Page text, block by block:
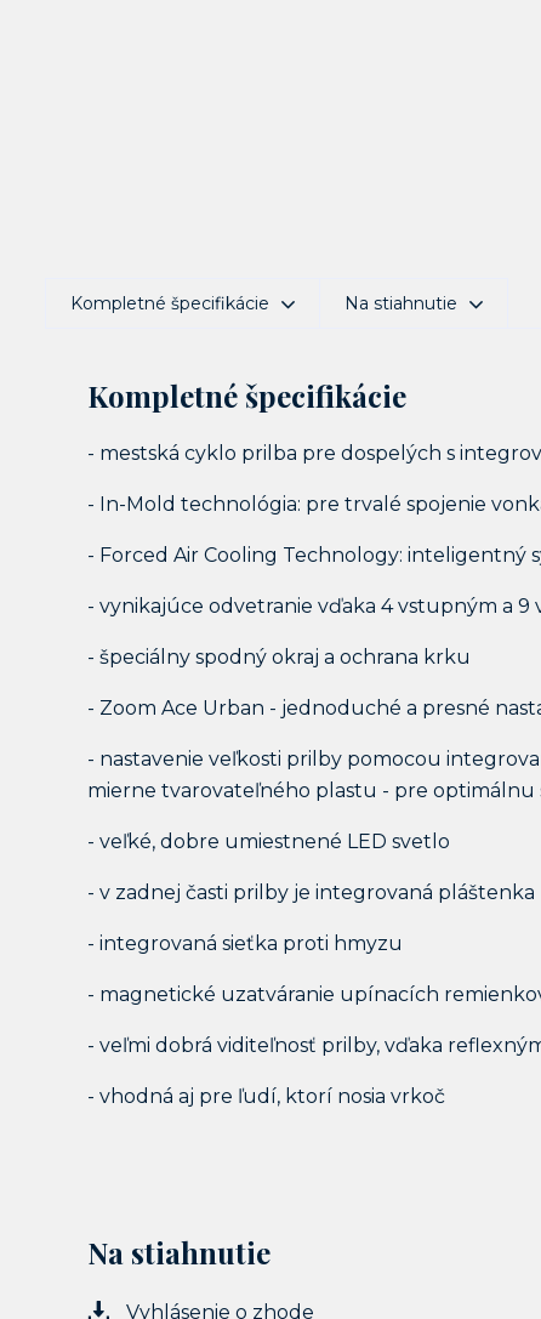
Kompletné špecifikácie Na stiahnutie
Kompletné špecifikácie
- mestská cyklo prilba pre dospelých s
- In-Mold technológia: pre trvalé spojenie
- Forced Air Cooling Technology:
- vynikajúce odvetranie vďaka 4 vstupným a
- špeciálny spodný okraj a ochrana krku
- Zoom Ace Urban - jednoduché a presné
- nastavenie veľkosti prilby pomocou
mierne tvarovateľného plastu - pre optimálnu
- veľké, dobre umiestnené LED svetlo
- v zadnej časti prilby je integrovaná pláštenka
- integrovaná sieťka proti hmyzu
- magnetické uzatváranie upínacích
- veľmi dobrá viditeľnosť prilby, vďaka
- vhodná aj pre ľudí, ktorí nosia vrkoč
Na stiahnutie
Vyhlásenie o zhode